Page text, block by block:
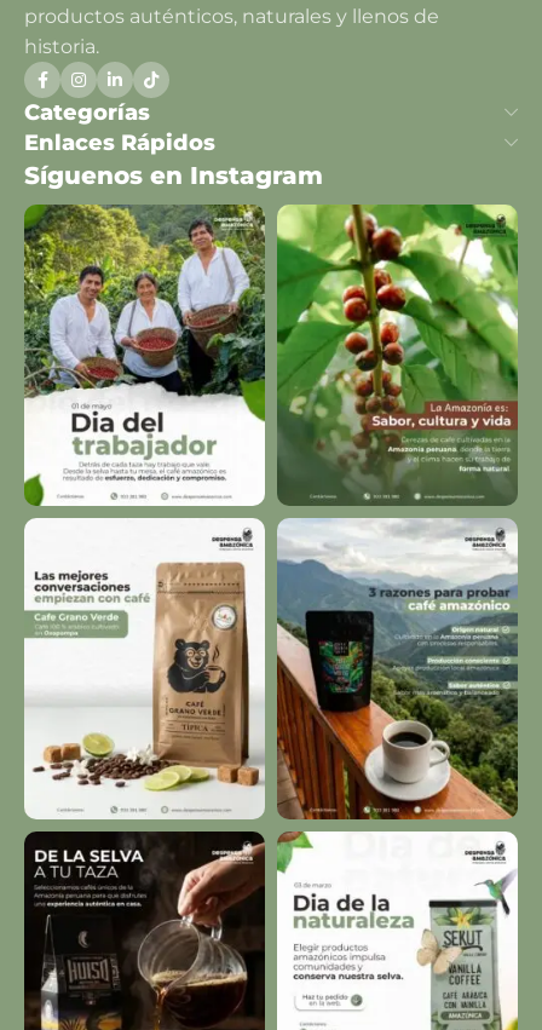
productos auténticos, naturales y llenos de
historia.
Categorías
Enlaces Rápidos
Síguenos en Instagram